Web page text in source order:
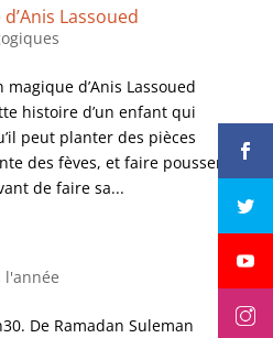
Lassoued
d’Anis Lassoued
histoire d’un enfant qui
peut planter des pièces
des fèves, et faire pousser
de faire sa...
l'année
De Ramadan Suleman